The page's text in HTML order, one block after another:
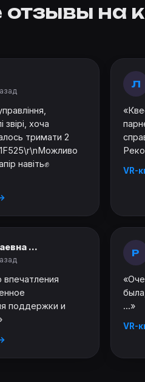
на
звірі, хоча
тримати 2
навіть✊
Л
VR-
...
впечатления
поддержки и
Р
...»
VR-